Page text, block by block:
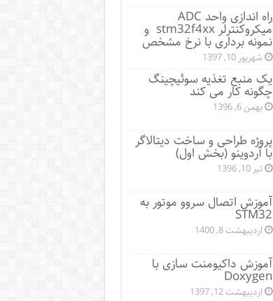
راه اندازی واحد ADC
میکروکنترلر stm32f4xx و
نمونه برداری با نرخ مشخص
شهریور 10, 1397
یک منبع تغذیه سوئیچینگ
چگونه کار می کند
بهمن 6, 1396
پروژه طراحی و ساخت دیتالاگر
با آردوینو (بخش اول)
تیر 10, 1396
آموزش اتصال سروو موتور به
STM32
اردیبهشت 8, 1400
آموزش داکیومنت سازی با
Doxygen
اردیبهشت 12, 1397